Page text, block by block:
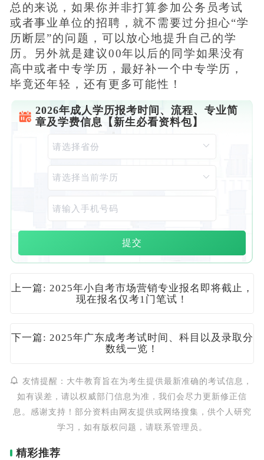
总的来说，如果你并非打算参加公务员考试
或者事业单位的招聘，就不需要过分担心“学
历断层”的问题，可以放心地提升自己的学
历。另外就是建议00年以后的同学如果没有
高中或者中专学历，最好补一个中专学历，
毕竟还年轻，还有更多可能性！
2026年成人学历报考时间、流程、专业简
章及学费信息【新生必看资料包】
提交
上一篇: 2025年小自考市场营销专业报名即将截止，
现在报名仅考1门笔试！
下一篇: 2025年广东成考考试时间、科目以及录取分
数线一览！
友情提醒：大牛教育旨在为考生提供最新准确的考试信息，
如有误差，请以权威部门信息为准，我们会尽力更新修正信
息。感谢支持！部分资料由网友提供或网络搜集，供个人研究
学习，如有版权问题，请联系管理员。
精彩推荐